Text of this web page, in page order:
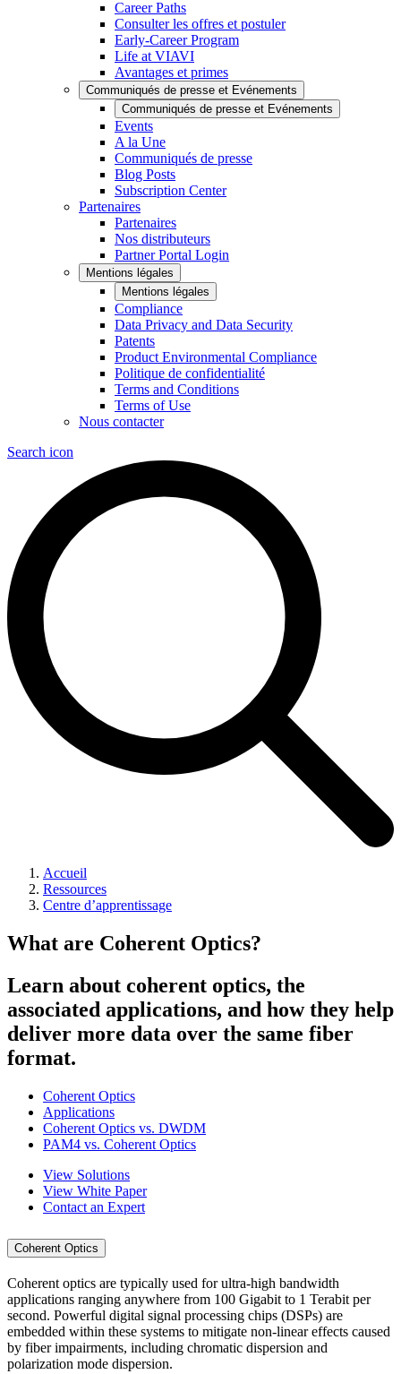
Career Paths
Consulter les offres et postuler
Early-Career Program
Life at VIAVI
Avantages et primes
Communiqués de presse et Evénements
Communiqués de presse et Evénements
Events
A la Une
Communiqués de presse
Blog Posts
Subscription Center
Partenaires
Partenaires
Nos distributeurs
Partner Portal Login
Mentions légales
Mentions légales
Compliance
Data Privacy and Data Security
Patents
Product Environmental Compliance
Politique de confidentialité
Terms and Conditions
Terms of Use
Nous contacter
Search icon
Accueil
Ressources
Centre d’apprentissage
What are Coherent Optics?
Learn about coherent optics, the
associated applications, and how they help
deliver more data over the same fiber
format.
Coherent Optics
Applications
Coherent Optics vs. DWDM
PAM4 vs. Coherent Optics
View Solutions
View White Paper
Contact an Expert
Coherent Optics
Coherent optics are typically used for ultra-high bandwidth
applications ranging anywhere from 100 Gigabit to 1 Terabit per
second. Powerful digital signal processing chips (DSPs) are
embedded within these systems to mitigate non-linear effects caused
by fiber impairments, including chromatic dispersion and
polarization mode dispersion.